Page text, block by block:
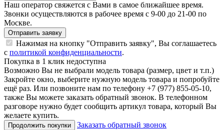
Наш оператор свяжется с Вами в самое ближайшее время.
Звонки осуществляются в рабочее время с 9-00 до 21-00 по
Москве.
Отправить заявку
Нажимая на кнопку "Отправить заявку", Вы соглашаетесь
с политикой конфиденциальности.
Покупка в 1 клик недоступна
Возможно Вы не выбрали модель товара (размер, цвет и т.п.)
Закройте окно, выберите нужную модель товара и попробуйте
ещё раз. Или позвоните нам по телефону +7 (977) 855-05-10,
также Вы можете заказать обратный звонок. В телефонном
разговоре нужно будет сообщить артикул товара, который Вы
желаете купить.
Продолжить покупки
Заказать обратный звонок